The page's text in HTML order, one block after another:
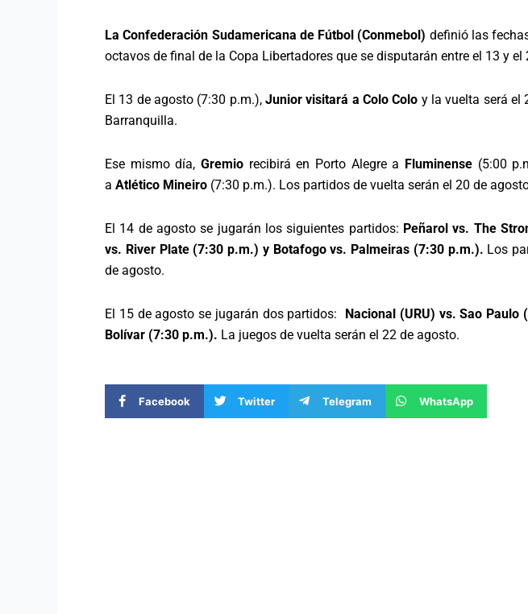
La Confederación Sudamericana de Fútbol (Conmebol) definió las
octavos de final de la Copa Libertadores que se disputarán entre el 13 y el
El 13 de agosto (7:30 p.m.),Junior visitará a Colo Colo y la vuelta será el
Barranquilla.
Ese mismo día, Gremio recibirá en Porto Alegre a Fluminense (5:00
a Atlético Mineiro (7:30 p.m.). Los partidos de vuelta serán el 20 de
El 14 de agosto se jugarán los siguientes partidos: Peñarol vs. The
vs. River Plate (7:30 p.m.) y Botafogo vs. Palmeiras (7:30 p.m.). Los
de agosto.
El 15 de agosto se jugarán dos partidos: Nacional (URU) vs. Sao
Bolívar (7:30 p.m.). La juegos de vuelta serán el 22 de agosto.
Facebook Twitter Telegram WhatsApp